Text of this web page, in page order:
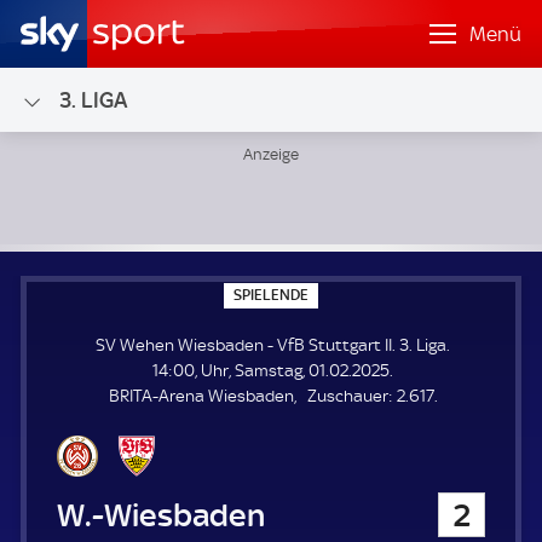
Menü
3. LIGA
SPIELENDE
P
E
L
E
N
SV Wehen Wiesbaden - VfB Stuttgart II. 3. Liga.
14:00, Uhr, Samstag, 01.02.2025.
BRITA-Arena Wiesbaden
Zuschauer: Z
2.617.
SV Wehen Wiesbaden 2